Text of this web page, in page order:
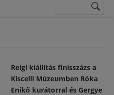
Keresés
Reigl kiállítás finisszázs a
Kiscelli Múzeumben Róka
Enikő kurátorral és Gergye